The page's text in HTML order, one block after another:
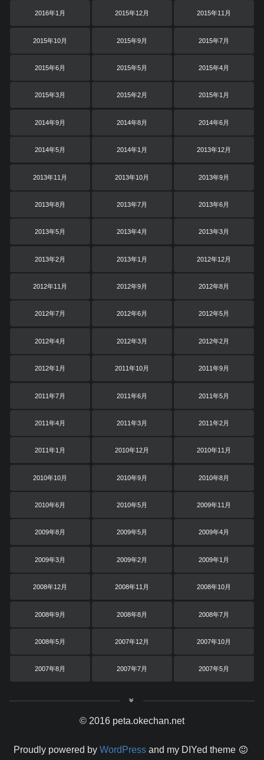
2016年1月 2015年12月 2015年11月
2015年10月 2015年9月 2015年7月
2015年6月 2015年5月 2015年4月
2015年3月 2015年2月 2015年1月
2014年9月 2014年8月 2014年6月
2014年5月 2014年1月 2013年12月
2013年11月 2013年10月 2013年9月
2013年8月 2013年7月 2013年6月
2013年5月 2013年4月 2013年3月
2013年2月 2013年1月 2012年12月
2012年11月 2012年9月 2012年8月
2012年7月 2012年6月 2012年5月
2012年4月 2012年3月 2012年2月
2012年1月 2011年10月 2011年9月
2011年7月 2011年6月 2011年5月
2011年4月 2011年3月 2011年2月
2011年1月 2010年12月 2010年11月
2010年10月 2010年9月 2010年8月
2010年6月 2010年5月 2009年11月
2009年8月 2009年5月 2009年4月
2009年3月 2009年2月 2009年1月
2008年12月 2008年11月 2008年10月
2008年9月 2008年8月 2008年7月
2008年5月 2007年12月 2007年10月
2007年8月 2007年7月 2007年5月
© 2016 peta.okechan.net
Proudly powered by WordPressand my DIYed theme